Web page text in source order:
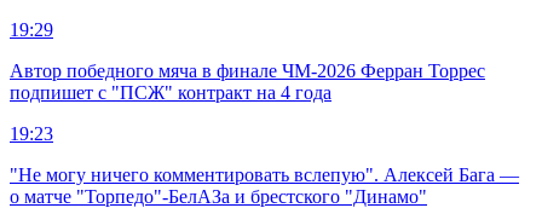
19:29
Автор победного мяча в финале ЧМ-2026 Ферран Торрес
подпишет с "ПСЖ" контракт на 4 года
19:23
"Не могу ничего комментировать вслепую". Алексей Бага —
о матче "Торпедо"-БелАЗа и брестского "Динамо"